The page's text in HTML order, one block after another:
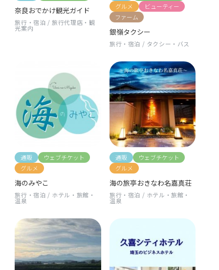
奈良おでかけ観光ガイド
旅行・宿泊 /旅行代理店・観
光案内
グルメ
ビューティー
ファーム
銀嶺タクシー
旅行・宿泊 / タクシー・バス
通販
ウェブチケット
グルメ
海のみやこ
旅行・宿泊 / ホテル・旅館・
温泉
通販
ウェブチケット
グルメ
海の旅亭おきなわ名嘉真荘
旅行・宿泊 / ホテル・旅館・
温泉